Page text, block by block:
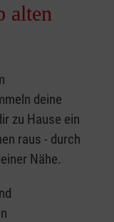
alten
deine
zu Hause ein
raus - durch
Nähe.